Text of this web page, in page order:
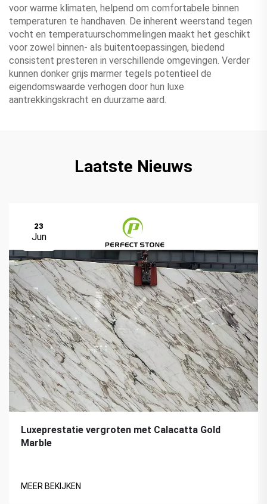
voor warme klimaten, helpend om comfortabele binnen
temperaturen te handhaven. De inherent weerstand tegen
vocht en temperatuurschommelingen maakt het geschikt
voor zowel binnen- als buitentoepassingen, biedend
consistent presteren in verschillende omgevingen. Verder
kunnen donker grijs marmer tegels potentieel de
eigendomswaarde verhogen door hun luxe
aantrekkingskracht en duurzame aard.
Laatste Nieuws
23
Jun
Luxeprestatie vergroten met Calacatta Gold
Marble
MEER BEKIJKEN